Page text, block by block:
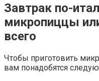
Завтрак по-
микропиццы
всего
Чтобы приготовить
вам понадобятся